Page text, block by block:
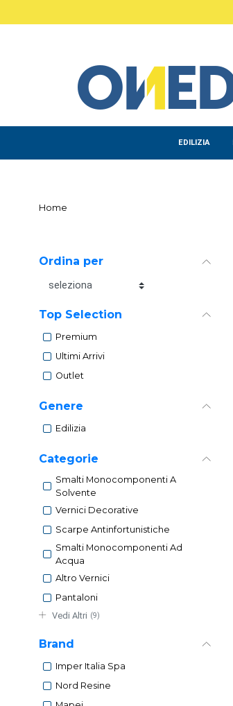
EDILIZIA
Home
Ordina per
Ordina per
Top Selection
Premium
Ultimi Arrivi
Outlet
Genere
Edilizia
Categorie
Smalti Monocomponenti A
Solvente
Vernici Decorative
Scarpe Antinfortunistiche
Smalti Monocomponenti Ad
Acqua
Altro Vernici
Pantaloni
Vedi Altri (9)
Brand
Imper Italia Spa
Nord Resine